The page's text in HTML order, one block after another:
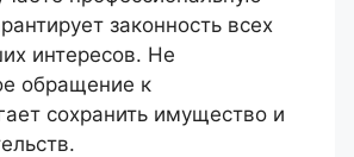
законность всех
интересов. Не
обращение к
сохранить имущество и